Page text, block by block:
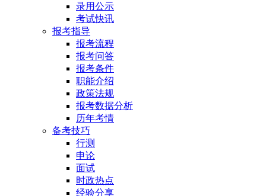
录用公示
考试快讯
报考指导
报考流程
报考问答
报考条件
职能介绍
政策法规
报考数据分析
历年考情
备考技巧
行测
申论
面试
时政热点
经验分享